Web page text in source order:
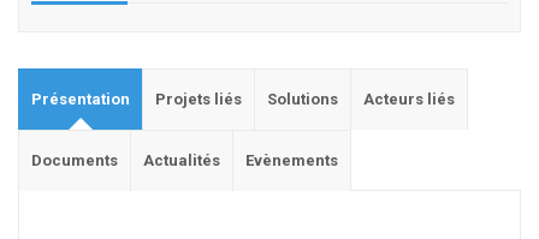
Présentation Projets liés Solutions Acteurs liés
Documents Actualités Evènements